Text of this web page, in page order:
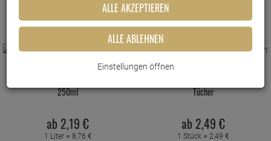
250ml
ab 2,19 €
1 Liter = 8,76 €
Tücher
ab 2,49 €
1 Stück = 2,49 €
ALLE AKZEPTIEREN
ALLE ABLEHNEN
Einstellungen öffnen